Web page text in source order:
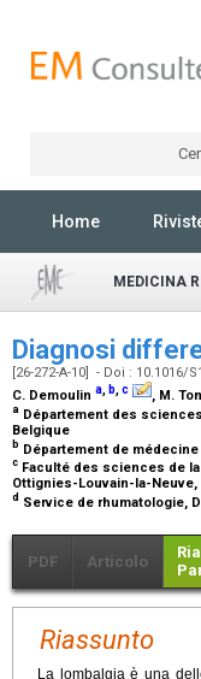
Home
MEDICINA
Diagnosi
[26-272-A-10] - Doi : 10.1016/
C. Demoulin a, b,c , M.
a Département des
Belgique
b Département de
c Faculté des sciences de
Ottignies-Louvain-la-Neuve,
d Service de rhumatologie,
PDF Articolo
Riassunto
La lombalgia è una